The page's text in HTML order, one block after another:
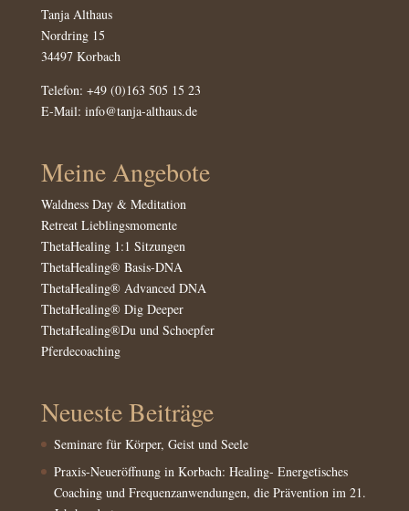
Tanja Althaus
Nordring 15
34497 Korbach
Telefon: +49 (0)163 505 15 23
E-Mail: info@tanja-althaus.de
Meine Angebote
Waldness Day & Meditation
Retreat Lieblingsmomente
ThetaHealing 1:1 Sitzungen
ThetaHealing® Basis-DNA
ThetaHealing® Advanced DNA
ThetaHealing® Dig Deeper
ThetaHealing®Du und Schoepfer
Pferdecoaching
Neueste Beiträge
Seminare für Körper, Geist und Seele
Praxis-Neueröffnung in Korbach: Healing- Energetisches
Coaching und Frequenzanwendungen, die Prävention im 21.